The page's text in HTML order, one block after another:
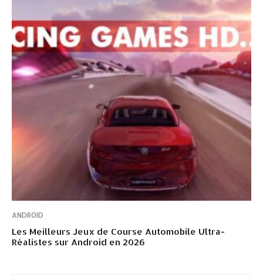
ANDROID
Les Meilleurs Jeux de Course Automobile Ultra-
Réalistes sur Android en 2026